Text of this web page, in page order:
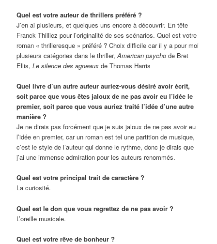
Quel est votre auteur de thrillers préféré ?
J’en ai plusieurs, et quelques uns encore à découvrir. En tête
Franck Thilliez pour l’originalité de ses scénarios. Quel est votre
roman « thrilleresque » préféré ? Choix difficile car il y a pour moi
plusieurs catégories dans le thriller,American psycho de Bret
Ellis,Le silence des agneaux de Thomas Harris
Quel livre d’un autre auteur auriez-vous désiré avoir écrit,
soit parce que vous êtes jaloux de ne pas avoir eu l’idée le
premier, soit parce que vous auriez traité l’idée d’une autre
manière ?
Je ne dirais pas forcément que je suis jaloux de ne pas avoir eu
l’idée en premier, car un roman est tel une partition de musique,
c’est le style de l’auteur qui donne le rythme, donc je dirais que
j’ai une immense admiration pour les auteurs renommés.
Quel est votre principal trait de caractère ?
La curiosité.
Quel est le don que vous regrettez de ne pas avoir ?
L’oreille musicale.
Quel est votre rêve de bonheur ?